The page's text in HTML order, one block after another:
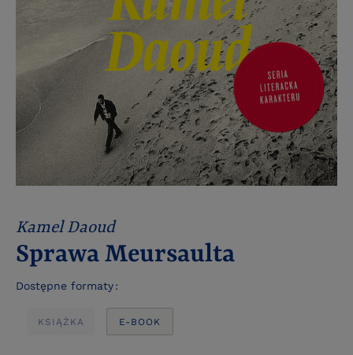
Kamel Daoud
Sprawa Meursaulta
Dostępne formaty
KSIĄŻKA E-BOOK